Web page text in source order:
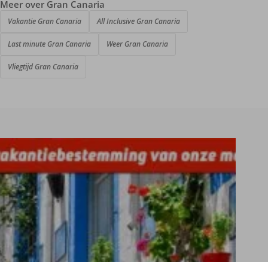
Meer over Gran Canaria
Vakantie Gran Canaria All Inclusive Gran Canaria
Last minute Gran Canaria Weer Gran Canaria
Vliegtijd Gran Canaria